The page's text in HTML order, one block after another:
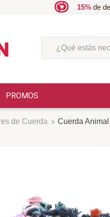
15%de
¿Qué estás
PROMOS
de Cuerda Cuerda